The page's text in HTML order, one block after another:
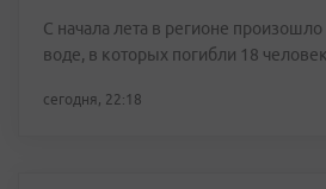
С начала лета в регионе
воде, в которых погибли 18 человек
сегодня, 22:18